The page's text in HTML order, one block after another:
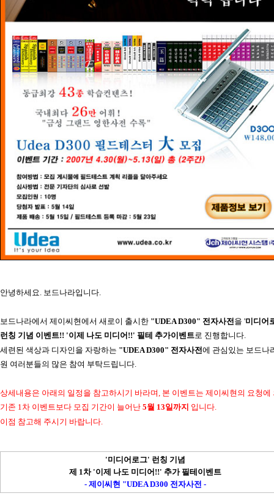
안녕하세요. 보드나라입니다.
보드나라에서 제이씨현에서 새로이 출시한 "UDEA D300" 전자사전 을 '미디어
런칭 기념 이벤트!! '이제 나도 미디어!!' 필테 추가이벤트로 진행합니다.
세련된 색상과 디자인을 자랑하는 "UDEA D300" 전자사전 에 관심있는 보드나
원 여러분들의 많은 참여 부탁드립니다.
상세내용은 아래의 일정을 참고하시기 바라며, 본 이벤트는 제이씨현의 요청에
기존 1차 이벤트보다 모집 기간이 늘어난 5월 13일까지 입니다.
이점 참고해 주시기 바랍니다.
'미디어로그' 런칭 기념
제 1차 '이제 나도 미디어!!' 추가 필테이벤트
- 제이씨현 "UDEA D300 전자사전 -